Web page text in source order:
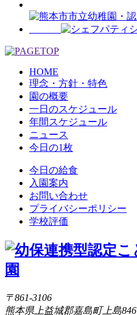
HOME
理念・方針・特色
園の概要
一日のスケジュール
年間スケジュール
ニュース
今日の1枚
今日の給食
入園案内
お問い合わせ
プライバシーポリシー
学校評価
〒861-3106
熊本県上益城郡嘉島町上島846